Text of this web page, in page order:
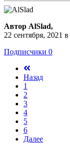
Автор AlSlad,
22 сентября, 2021 в
Подписчики 0
Назад
1
2
3
4
5
6
Далее